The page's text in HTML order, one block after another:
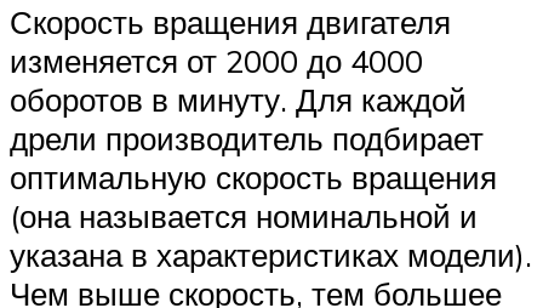
Скорость вращения двигателя
изменяется от 2000 до 4000
оборотов в минуту. Для каждой
дрели производитель подбирает
оптимальную скорость вращения
(она называется номинальной и
указана в характеристиках модели).
Чем выше скорость, тем большее